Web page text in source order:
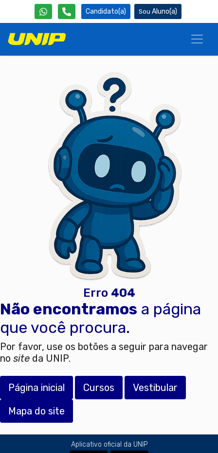
Candidato(a) Aluno(a)
Erro 404
Não encontramos a página
que você procura.
Por favor, use os botões a seguir para navegar
no site da UNIP.
Página inicial Cursos
Vestibular
Mapa do site
Aplicativo oficial da UNIP